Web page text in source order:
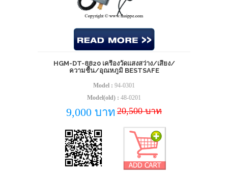
HGM-DT-8820 เครื่องวัดแสงสว่าง/เสียง/
ความชื้น/อุณหภูมิ BESTSAFE
Model : 94-0301
Model(old) : 48-0201
9,000 บาท 20,500 บาท